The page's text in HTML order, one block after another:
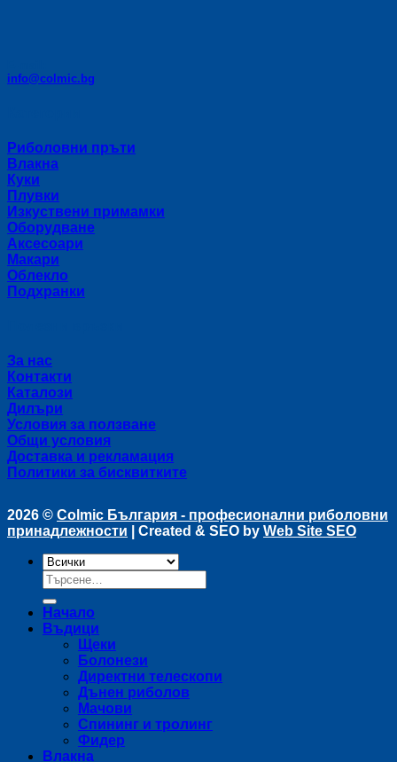
info@colmic.bg
Риболовни пръти
Влакна
Куки
Плувки
Изкуствени примамки
Оборудване
Аксесоари
Макари
Облекло
Подхранки
За нас
Контакти
Каталози
Дилъри
Условия за ползване
Общи условия
Доставка и рекламация
Политики за бисквитките
2026 © Colmic България - професионални риболовни
принадлежности | Created & SEO by Web Site SEO
Търсене
за:
Начало
Въдици
Щеки
Болонези
Директни телескопи
Дънен риболов
Мачови
Спининг и тролинг
Фидер
Влакна